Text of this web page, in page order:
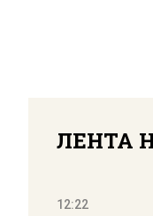
ЛЕНТА
12:22